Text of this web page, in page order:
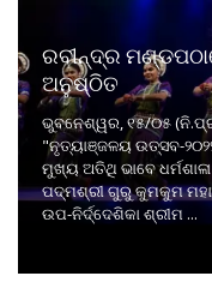
ରବୀନ୍ଦ୍ର
ଅନୁଷ୍ଠିତ
ଭୁବନେଶ୍ୱର, ୧୫/୦୫
"ନୃତ୍ୟାଞ୍ଜଳୟ ଉତ୍ସବ-
ମୁଖ୍ୟ ଅତିଥି ଭାବେ
ପଦ୍ମଶ୍ରୀ ଗୁରୁ କୁମକୁମ
ଉପ-ନିର୍ଦ୍ଦେଶିକା ଶ୍ରୀମ ...